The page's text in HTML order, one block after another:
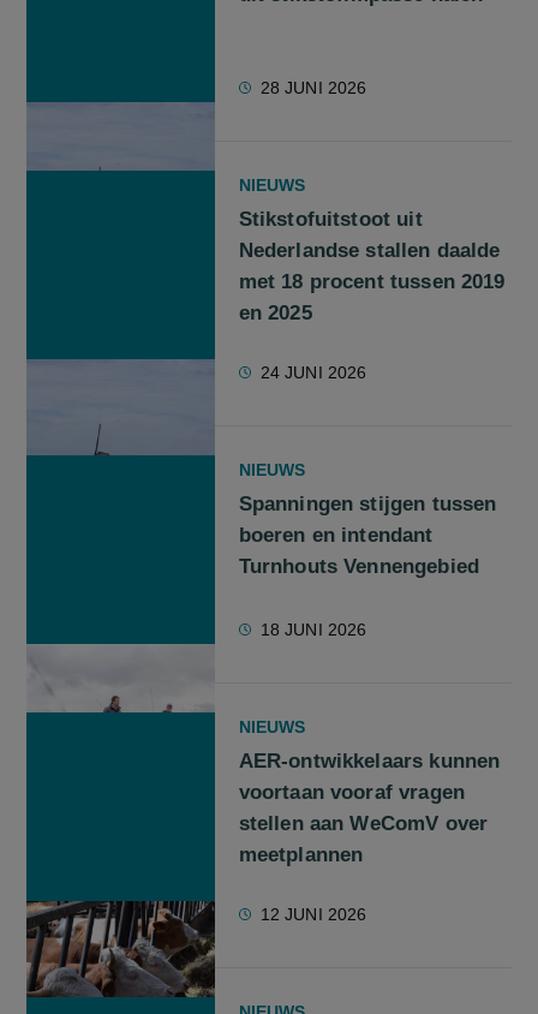
28 JUNI 2026
NIEUWS
Stikstofuitstoot uit
Nederlandse stallen daalde
met 18 procent tussen 2019
en 2025
24 JUNI 2026
NIEUWS
Spanningen stijgen tussen
boeren en intendant
Turnhouts Vennengebied
18 JUNI 2026
NIEUWS
AER-ontwikkelaars kunnen
voortaan vooraf vragen
stellen aan WeComV over
meetplannen
12 JUNI 2026